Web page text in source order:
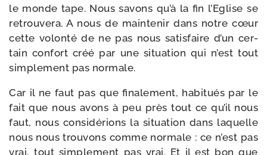
le monde tape. Nous savons qu’à la fin l’Eglise se
retrou­ve­ra. A nous de main­te­nir dans notre cœur
cette volon­té de ne pas nous satis­faire d’un cer­
tain confort créé par une situa­tion qui n’est tout
sim­ple­ment pas normale.
Car il ne faut pas que fina­le­ment, habi­tués par le
fait que nous avons à peu près tout ce qu’il nous
faut, nous consi­dé­rions la situa­tion dans laquelle
nous nous trou­vons comme nor­male : ce n’est pas
vrai, tout sim­ple­ment pas vrai. Et il est bon que